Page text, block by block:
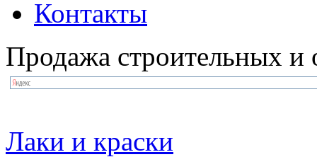
Контакты
Продажа строительных и
Лаки и краски